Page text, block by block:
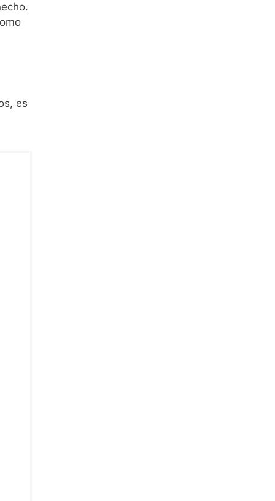
es